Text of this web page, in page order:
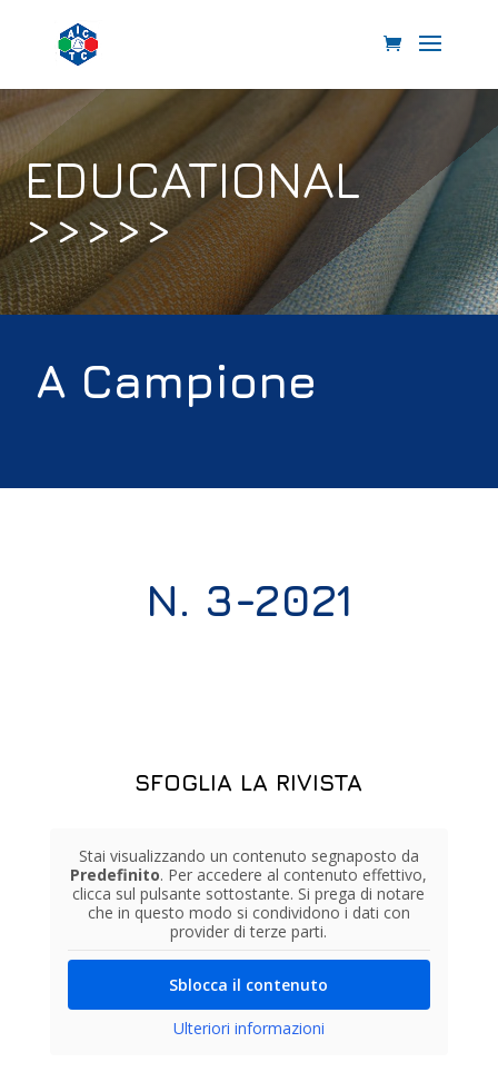
EDUCATIONAL
>>>>>
A Campione
N. 3-2021
SFOGLIA LA RIVISTA
Stai visualizzando un contenuto segnaposto da
Predefinito. Per accedere al contenuto effettivo,
clicca sul pulsante sottostante. Si prega di notare
che in questo modo si condividono i dati con
provider di terze parti.
Sblocca il contenuto
Ulteriori informazioni